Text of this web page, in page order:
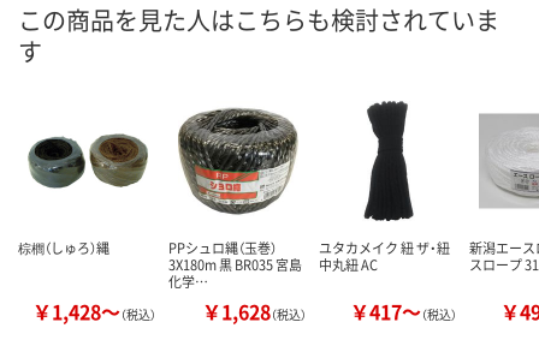
この商品を見た人はこちらも検討されていま
す
棕櫚（しゅろ）縄
￥1,428～（税込）
PPシュロ縄（玉巻）
3X180m 黒 BR035 宮島
化学…
￥1,628（税込）
ユタカメイク 紐 ザ・紐
中丸紐 AC
￥417～（税込）
新潟エー
スロープ
￥